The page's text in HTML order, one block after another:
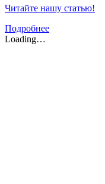
Читайте нашу статью!
Подробнее
Loading…